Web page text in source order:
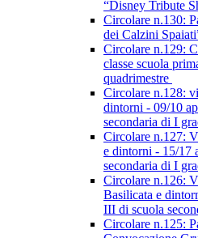
“Disney Tribute
Circolare n.130:
dei Calzini
Circolare n.129:
classe scuola
quadrimestre
Circolare n.128:
dintorni - 09/10
secondaria di I
Circolare n.127:
e dintorni - 15/17
secondaria di I
Circolare n.126:
Basilicata e
III di scuola
Circolare n.125: